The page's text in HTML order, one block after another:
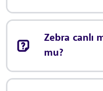
Zebra canlı
mu?